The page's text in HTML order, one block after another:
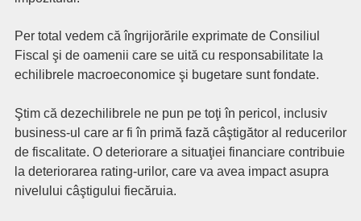
Per total vedem că îngrijorările exprimate de Consiliul
Fiscal şi de oamenii care se uită cu responsabilitate la
echilibrele macroeconomice şi bugetare sunt fondate.
Ştim că dezechilibrele ne pun pe toţi în pericol, inclusiv
business-ul care ar fi în primă fază câştigător al reducerilor
de fiscalitate. O deteriorare a situaţiei financiare contribuie
la deteriorarea rating-urilor, care va avea impact asupra
nivelului câştigului fiecăruia.